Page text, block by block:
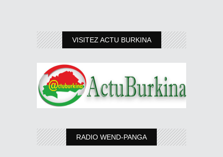
VISITEZ ACTU BURKINA
RADIO WEND-PANGA